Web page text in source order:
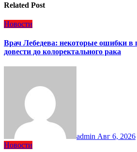
Related Post
Новости
Врач Лебедева: некоторые ошибки в
довести до колоректального рака
admin Авг 6, 2026
Новости